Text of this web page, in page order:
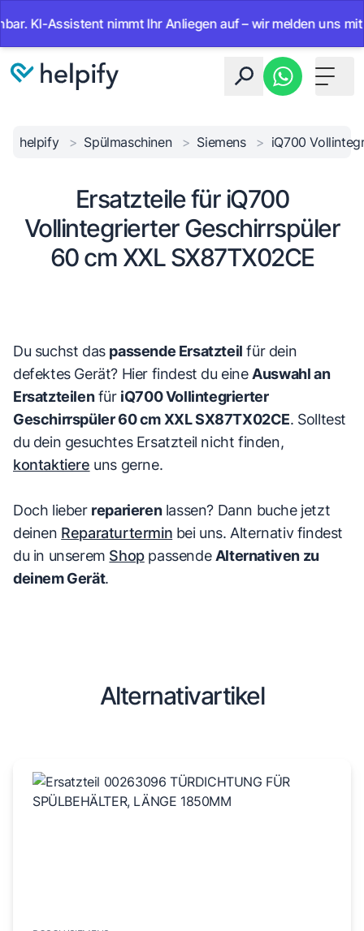
nimmt Ihr Anliegen auf – wir melden uns mit der
Toggle
helpify > Spülmaschinen > Siemens > iQ700
Ersatzteile für iQ700
Vollintegrierter Geschirrspüler
60 cm XXL SX87TX02CE
Du suchst das passende Ersatzteil für dein
defektes Gerät? Hier findest du eine Auswahl an
Ersatzteilenfür iQ700 Vollintegrierter
Geschirrspüler 60 cm XXL SX87TX02CE. Solltest
du dein gesuchtes Ersatzteil nicht finden,
kontaktiere uns gerne.
Doch lieber reparierenlassen? Dann buche jetzt
deinen Reparaturtermin bei uns. Alternativ findest
du in unserem Shoppassende Alternativen zu
deinem Gerät.
Alternativartikel